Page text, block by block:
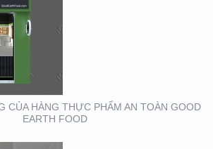
CỦA HÀNG THỰC PHẨM AN TOÀN GOOD
EARTH FOOD
CÔNG
MẶT
HÂN
– Q2